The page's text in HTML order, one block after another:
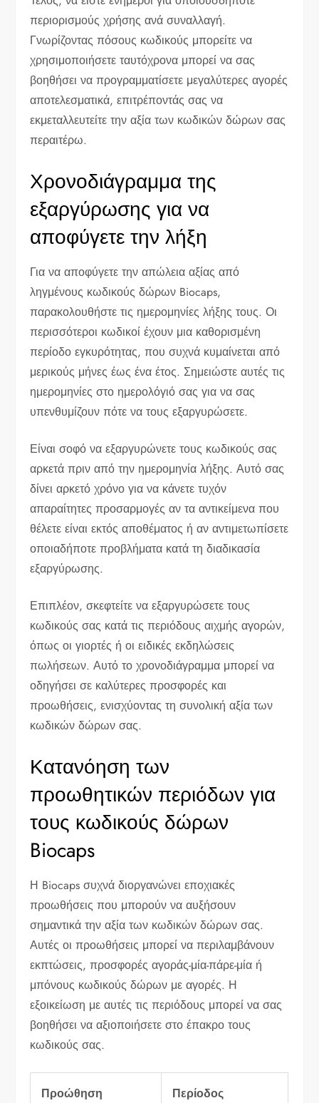
περιορισμούς χρήσης ανά συναλλαγή.
Γνωρίζοντας πόσους κωδικούς μπορείτε να
χρησιμοποιήσετε ταυτόχρονα μπορεί να σας
βοηθήσει να προγραμματίσετε μεγαλύτερες αγορές
αποτελεσματικά, επιτρέποντάς σας να
εκμεταλλευτείτε την αξία των κωδικών δώρων σας
περαιτέρω.
Χρονοδιάγραμμα της
εξαργύρωσης για να
αποφύγετε την λήξη
Για να αποφύγετε την απώλεια αξίας από
ληγμένους κωδικούς δώρων Biocaps,
παρακολουθήστε τις ημερομηνίες λήξης τους. Οι
περισσότεροι κωδικοί έχουν μια καθορισμένη
περίοδο εγκυρότητας, που συχνά κυμαίνεται από
μερικούς μήνες έως ένα έτος. Σημειώστε αυτές τις
ημερομηνίες στο ημερολόγιό σας για να σας
υπενθυμίζουν πότε να τους εξαργυρώσετε.
Είναι σοφό να εξαργυρώνετε τους κωδικούς σας
αρκετά πριν από την ημερομηνία λήξης. Αυτό σας
δίνει αρκετό χρόνο για να κάνετε τυχόν
απαραίτητες προσαρμογές αν τα αντικείμενα που
θέλετε είναι εκτός αποθέματος ή αν αντιμετωπίσετε
οποιαδήποτε προβλήματα κατά τη διαδικασία
εξαργύρωσης.
Επιπλέον, σκεφτείτε να εξαργυρώσετε τους
κωδικούς σας κατά τις περιόδους αιχμής αγορών,
όπως οι γιορτές ή οι ειδικές εκδηλώσεις
πωλήσεων. Αυτό το χρονοδιάγραμμα μπορεί να
οδηγήσει σε καλύτερες προσφορές και
προωθήσεις, ενισχύοντας τη συνολική αξία των
κωδικών δώρων σας.
Κατανόηση των
προωθητικών περιόδων για
τους κωδικούς δώρων
Biocaps
Η Biocaps συχνά διοργανώνει εποχιακές
προωθήσεις που μπορούν να αυξήσουν
σημαντικά την αξία των κωδικών δώρων σας.
Αυτές οι προωθήσεις μπορεί να περιλαμβάνουν
εκπτώσεις, προσφορές αγοράς-μία-πάρε-μία ή
μπόνους κωδικούς δώρων με αγορές. Η
εξοικείωση με αυτές τις περιόδους μπορεί να σας
βοηθήσει να αξιοποιήσετε στο έπακρο τους
κωδικούς σας.
Προώθηση Περίοδος